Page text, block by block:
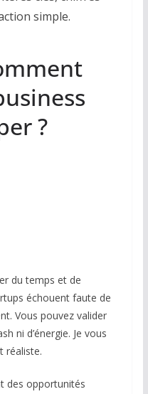
?
du temps et de
échouent faute de
Vous pouvez valider
ni d’énergie. Je vous
réaliste.
des opportunités